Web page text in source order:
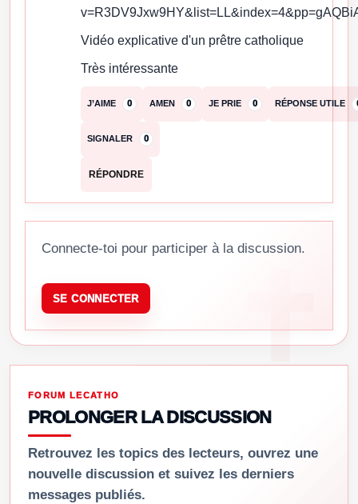
Vidéo explicative d'un prêtre catholique
Très intéressante
J’AIME 0 AMEN 0 JE PRIE 0 RÉPONSE UTILE
SIGNALER 0
RÉPONDRE
Connecte-toi pour participer à la discussion.
SE CONNECTER
FORUM LECATHO
PROLONGER LA DISCUSSION
Retrouvez les topics des lecteurs, ouvrez une
nouvelle discussion et suivez les derniers
messages publiés.